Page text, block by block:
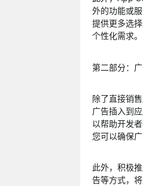
外的功能或
提供更多选
个性化需求。
第二部分：
除了直接销
广告插入到
以帮助开发
您可以确保
此外，积极
告等方式，